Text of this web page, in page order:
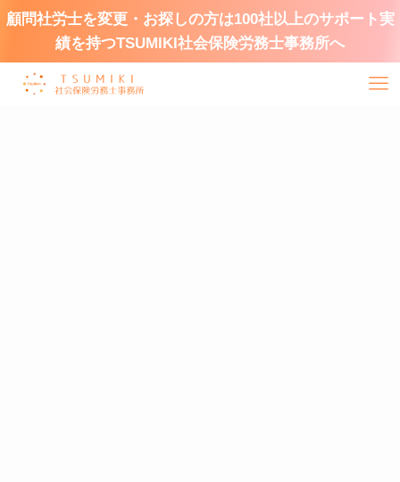
顧問社労士を変更・お探しの方は100社以上のサポート実
績を持つTSUMIKI社会保険労務士事務所へ